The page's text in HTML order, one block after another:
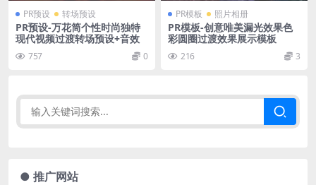
PR预设 转场预设
PR预设-万花筒个性时尚独特
现代视频过渡转场预设+音效
757 0
PR模板 照片相册
PR模板-创意唯美漏光效果色
彩圆圈过渡效果展示模板
216 3
● 推广网站